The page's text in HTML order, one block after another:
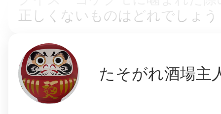
正しくないものはどれでしょ
たそがれ酒場主